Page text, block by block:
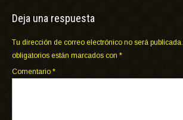
Deja una respuesta
Tu dirección de correo electrónico no será publicada.
obligatorios están marcados con *
Comentario *